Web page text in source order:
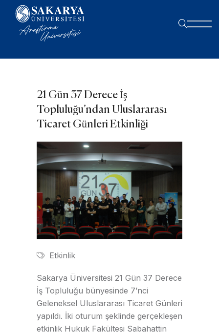
21 Gün 37 Derece İş
Topluluğu’ndan Uluslararası
Ticaret Günleri Etkinliği
Etkinlik
Sakarya Üniversitesi 21 Gün 37 Derece
İş Topluluğu bünyesinde 7’nci
Geleneksel Uluslararası Ticaret Günleri
yapıldı. İki oturum şeklinde gerçekleşen
etkinlik Hukuk Fakültesi Sabahattin